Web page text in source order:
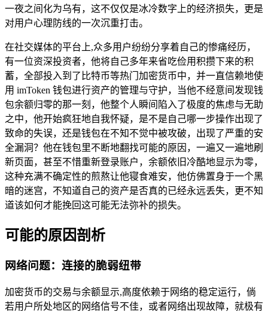
一夜之间化为乌有，这不仅仅是冰冷数字上的经济损失，更是
对用户心理防线的一次沉重打击。
在社交媒体的平台上,众多用户纷纷分享着自己的惨痛经历，
有一位资深投资者，他将自己多年来省吃俭用积攒下来的积
蓄，全部投入到了比特币等热门加密货币中，并一直信赖地使
用 imToken 钱包进行资产的管理与守护，当他不经意间发现钱
包余额归零的那一刻，他整个人瞬间陷入了极度的焦虑与无助
之中，他开始疯狂地自我怀疑，是不是自己哪一步操作出现了
致命的失误，还是钱包在不知不觉中被攻破，出现了严重的安
全漏洞？他在钱包里不断地翻找可能的原因，一遍又一遍地刷
新页面，甚至不惜重新登录账户，余额依旧冷酷地显示为零，
这种充满不确定性的煎熬让他寝食难安，他仿佛置身于一个黑
暗的迷宫，不知道自己的资产是否真的已经永远丢失，更不知
道该如何才能挽回这可能无法弥补的损失。
可能的原因剖析
网络问题：连接的脆弱纽带
加密货币的交易与余额显示,高度依赖于网络的稳定运行，倘
若用户所处地区的网络信号不佳，或者网络出现故障，就极有